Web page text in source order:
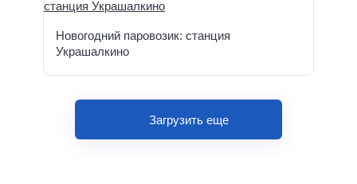
Новогодний паровозик: станция
Украшалкино
Загрузить еще